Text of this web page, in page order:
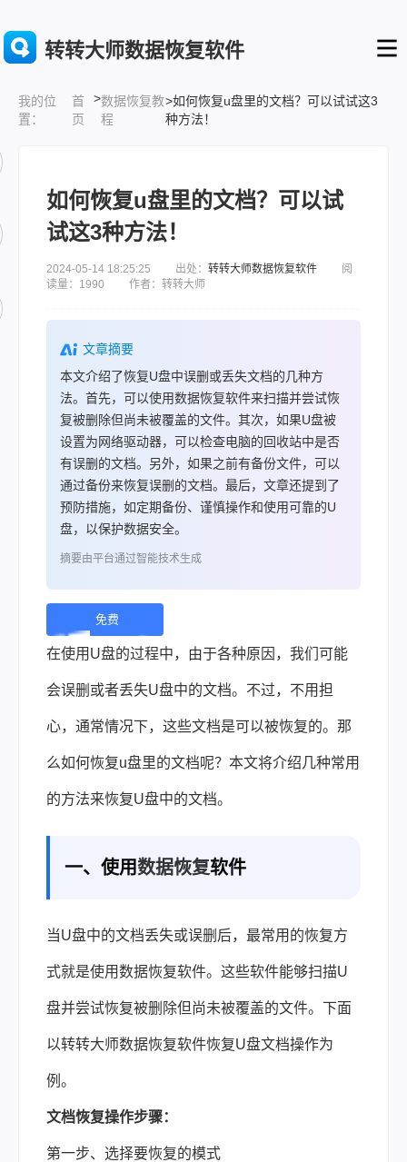
转转大师数据恢复软件
我的位
置：
首
页
>数据恢复教
程
>如何恢复u盘里的文档？可以试试这3
种方法！
如何恢复u盘里的文档？可以试
试这3种方法！
2024-05-14 18:25:25 出处： 转转大师数据恢复软件 阅
读量：1990 作者：转转大师
文章摘要
本文介绍了恢复U盘中误删或丢失文档的几种方
法。首先，可以使用数据恢复软件来扫描并尝试恢
复被删除但尚未被覆盖的文件。其次，如果U盘被
设置为网络驱动器，可以检查电脑的回收站中是否
有误删的文档。另外，如果之前有备份文件，可以
通过备份来恢复误删的文档。最后，文章还提到了
预防措施，如定期备份、谨慎操作和使用可靠的U
盘，以保护数据安全。
摘要由平台通过智能技术生成
免费
下
载 |
在使用U盘的过程中，由于各种原因，我们可能
会误删或者丢失U盘中的文档。不过，不用担
心，通常情况下，这些文档是可以被恢复的。那
么如何恢复u盘里的文档呢？本文将介绍几种常用
的方法来恢复U盘中的文档。
一、使用数据恢复软件
当U盘中的文档丢失或误删后，最常用的恢复方
式就是使用数据恢复软件。这些软件能够扫描U
盘并尝试恢复被删除但尚未被覆盖的文件。下面
以转转大师数据恢复软件恢复U盘文档操作为
例。
文档恢复操作步骤：
第一步、选择要恢复的模式